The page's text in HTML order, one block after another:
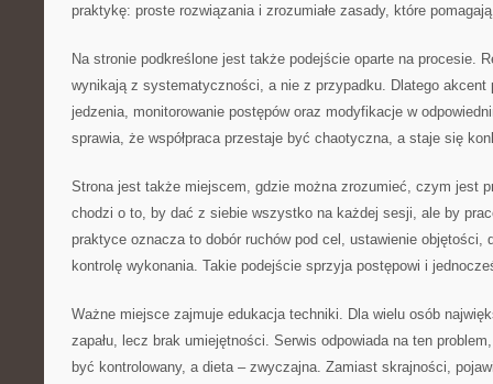
praktykę: proste rozwiązania i zrozumiałe zasady, które
Na stronie podkreślone jest także podejście oparte na procesie.
wynikają z systematyczności, a nie z przypadku. Dlatego akcent
jedzenia, monitorowanie postępów oraz modyfikacje w
sprawia, że współpraca przestaje być chaotyczna, a staje się
Strona jest także miejscem, gdzie można zrozumieć, czym jest
chodzi o to, by dać z siebie wszystko na każdej sesji, ale by
praktyce oznacza to dobór ruchów pod cel, ustawienie objętości,
kontrolę wykonania. Takie podejście sprzyja postępowi i
Ważne miejsce zajmuje edukacja techniki. Dla wielu osób
zapału, lecz brak umiejętności. Serwis odpowiada na ten
być kontrolowany, a dieta – zwyczajna. Zamiast skrajności,